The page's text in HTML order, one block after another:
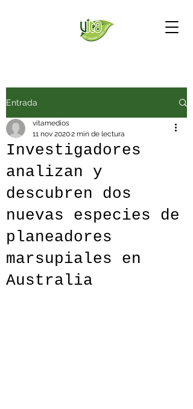
Entrada
Investigadores
analizan y
descubren dos
nuevas especies de
planeadores
marsupiales en
Australia
vitamedios
11 nov 20202 min de lectura